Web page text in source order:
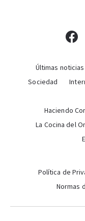
Últimas noticias
Sociedad
Haciendo
La Cocina del
Política de
Normas